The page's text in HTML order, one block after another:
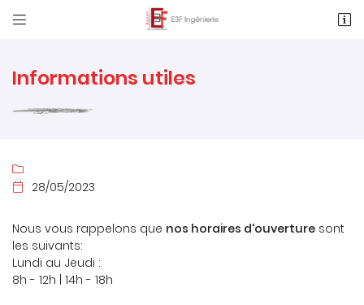
 
1 Rue des Métiers, Le Clos de l'Ormeau
05 49 62 02 02
 Adresse email de réception
Informations utiles


28/05/2023
Nous vous rappelons que nos horaires d'ouverture sont
les suivants:
Lundi au Jeudi :
8h - 12h | 14h - 18h